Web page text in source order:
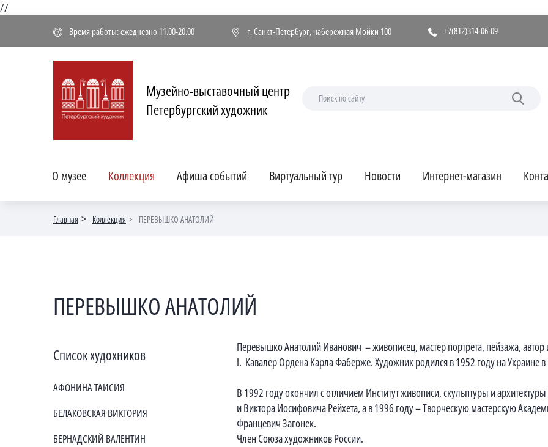
//
Время работы: ежедневно 11.00-20.00 г. Санкт-Петербург, набережная Мойки 100 +7(812)314-06-09
Музейно-выставочный центр
Петербургский художник
О музее Коллекция Афиша событий Виртуальный тур Новости Интернет-магазин
Главная Коллекция ПЕРЕВЫШКО АНАТОЛИЙ
ПЕРЕВЫШКО АНАТОЛИЙ
Список худохников
АФОНИНА ТАИСИЯ
БЕЛАКОВСКАЯ ВИКТОРИЯ
БЕРНАДСКИЙ ВАЛЕНТИН
Перевышко Анатолий Иванович – живописец, мастер портрета, пейзажа, автор
I. Кавалер Ордена Карла Фаберже. Художник родился в 1952 году на Украине
В 1992 году окончил с отличием Институт живописи, скульптуры и
и Виктора Иосифовича Рейхета, а в 1996 году – Творческую мастерскую
Францевич Загонек.
Член Союза художников России.